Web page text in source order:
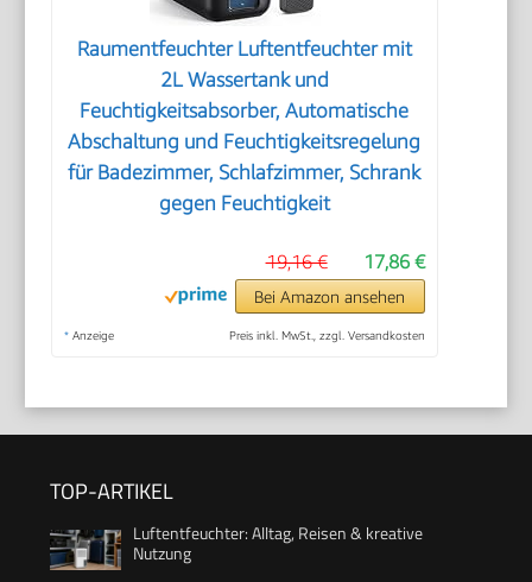
Raumentfeuchter Luftentfeuchter mit
2L Wassertank und
Feuchtigkeitsabsorber, Automatische
Abschaltung und Feuchtigkeitsregelung
für Badezimmer, Schlafzimmer, Schrank
gegen Feuchtigkeit
17,86 €
19,16 €
Bei Amazon ansehen
* Anzeige Preis inkl. MwSt., zzgl. Versandkosten
TOP-ARTIKEL
Luftentfeuchter: Alltag, Reisen & kreative
Nutzung